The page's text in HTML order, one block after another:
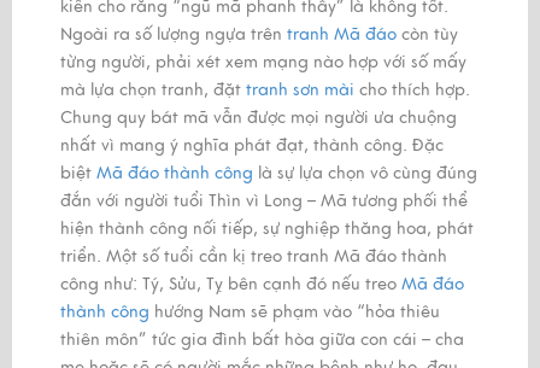
kiến cho rằng “ngũ mã phanh thây” là không tốt.
Ngoài ra số lượng ngựa trên tranh Mã đáo còn tùy
từng người, phải xét xem mạng nào hợp với số mấy
mà lựa chọn tranh, đặt tranh sơn mài cho thích hợp.
Chung quy bát mã vẫn được mọi người ưa chuộng
nhất vì mang ý nghĩa phát đạt, thành công. Đặc
biệt Mã đáo thành công là sự lựa chọn vô cùng đúng
đắn với người tuổi Thìn vì Long – Mã tương phối thể
hiện thành công nối tiếp, sự nghiệp thăng hoa, phát
triển. Một số tuổi cần kị treo tranh Mã đáo thành
công như: Tý, Sửu, Tỵ bên cạnh đó nếu treo Mã đáo
thành công hướng Nam sẽ phạm vào “hỏa thiêu
thiên môn” tức gia đình bất hòa giữa con cái – cha